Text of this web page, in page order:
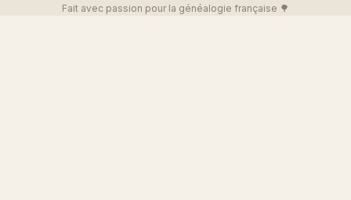
Fait avec passion pour la généalogie française 🌳